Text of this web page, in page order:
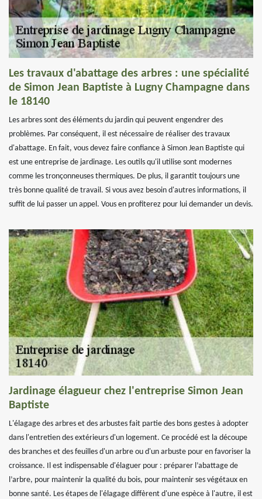
Les travaux d'abattage des arbres : une spécialité
de Simon Jean Baptiste à Lugny Champagne dans
le 18140
Les arbres sont des éléments du jardin qui peuvent engendrer des
problèmes. Par conséquent, il est nécessaire de réaliser des travaux
d'abattage. En fait, vous devez faire confiance à Simon Jean Baptiste qui
est une entreprise de jardinage. Les outils qu'il utilise sont modernes
comme les tronçonneuses thermiques. De plus, il garantit toujours une
très bonne qualité de travail. Si vous avez besoin d'autres informations, il
suffit de lui passer un appel. Vous en profiterez pour lui demander un devis.
Jardinage élagueur chez l'entreprise Simon Jean
Baptiste
L'élagage des arbres et des arbustes fait partie des bons gestes à adopter
dans l'entretien des extérieurs d'un logement. Ce procédé est la découpe
des branches et des feuilles d'un arbre ou d'un arbuste pour en favoriser la
croissance. Il est indispensable d'élaguer pour : préparer l’abattage de
l’arbre, pour maintenir la qualité du bois, pour maintenir ses végétaux en
bonne santé. Les étapes de l'élagage diffèrent d'une espèce à l'autre, il est